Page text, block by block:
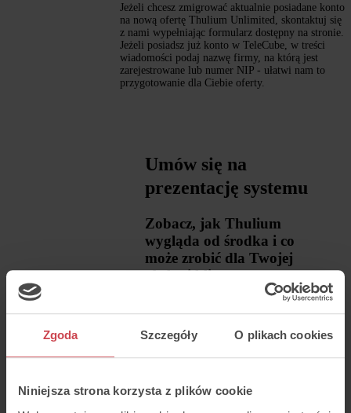
Zgoda Szczegóły O plikach cookies
Niniejsza strona korzysta z plików cookie
Jeżeli chcesz zmigrować aktualnie posiadane konto
na nową ofertę Thulium Unlimited, skontaktuj się
z nami wypełniając formularz dostępny na stronie.
Jeżeli posiadsz już konto w TeleCube, w treści
wiadomości podaj nazwę firmy, na którą jest
zarejestrowane lub numer NIP - ułatwi nam to
przygotowanie dla Ciebie oferty.
Umów się na
prezentację systemu
Zobacz, jak Thulium
wygląda od środka i co
może zrobić dla Twojej
obsługi klienta